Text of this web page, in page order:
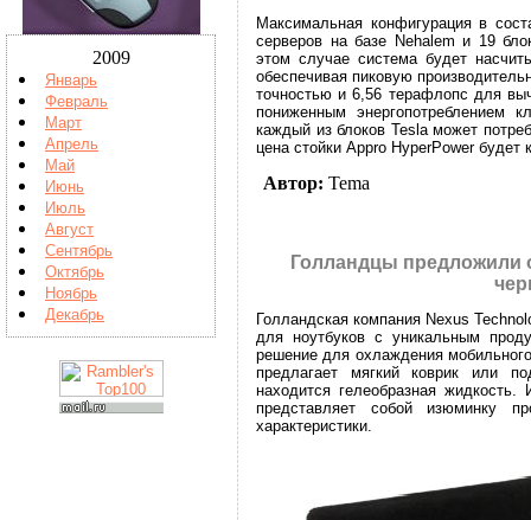
2009
Январь
Февраль
Март
Апрель
Май
Июнь
Июль
Август
Сентябрь
Октябрь
Ноябрь
Декабрь
Максимальная конфигурация в
серверов на базе Nehalem и 19
этом случае система будет
обеспечивая пиковую
точностью и 6,56 терафлопс для
пониженным энергопотреблением
каждый из блоков Tesla может
цена стойки Appro HyperPower
Автор: Tema
Голландцы предложили
Голландская компания Nexus
для ноутбуков с уникальным
решение для охлаждения
предлагает мягкий коврик или
находится гелеобразная жидкость.
представляет собой изюминку
характеристики.